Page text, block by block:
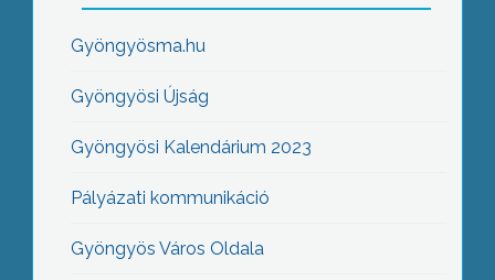
Gyöngyösma.hu
Gyöngyösi Újság
Gyöngyösi Kalendárium 2023
Pályázati kommunikáció
Gyöngyös Város Oldala